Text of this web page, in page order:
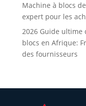
Machine à blocs
expert pour les
2026 Guide ultime
blocs en Afrique:
des fournisseurs